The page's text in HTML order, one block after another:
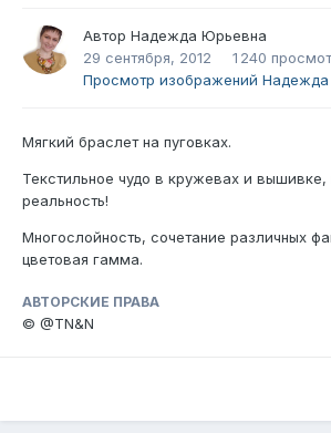
Автор Надежда Юрьевна
29 сентября, 2012
1 240
Просмотр изображений
Мягкий браслет на пуговках.
Текстильное чудо в кружевах и
реальность!
Многослойность, сочетание различных
цветовая гамма.
АВТОРСКИЕ ПРАВА
© @TN&N